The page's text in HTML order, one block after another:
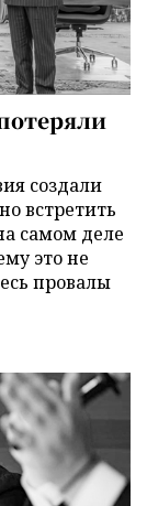
создали
встретить
самом деле
это не
провалы